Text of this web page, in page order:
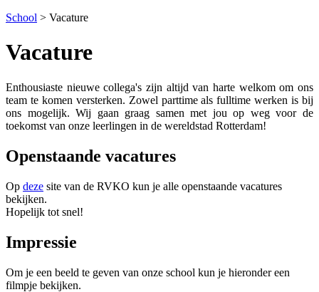
School > Vacature
Vacature
Enthousiaste nieuwe collega's zijn altijd van harte welkom om ons
team te komen versterken. Zowel parttime als fulltime werken is bij
ons mogelijk. Wij gaan graag samen met jou op weg voor de
toekomst van onze leerlingen in de wereldstad Rotterdam!
Openstaande vacatures
Op deze site van de RVKO kun je alle openstaande vacatures
bekijken.
Hopelijk tot snel!
Impressie
Om je een beeld te geven van onze school kun je hieronder een
filmpje bekijken.